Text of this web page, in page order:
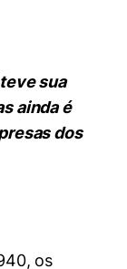
sua
ainda é
dos
os